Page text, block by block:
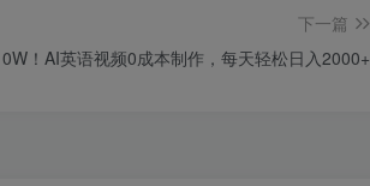
下一篇
！AI英语视频0成本制作，每天轻松日入2000+